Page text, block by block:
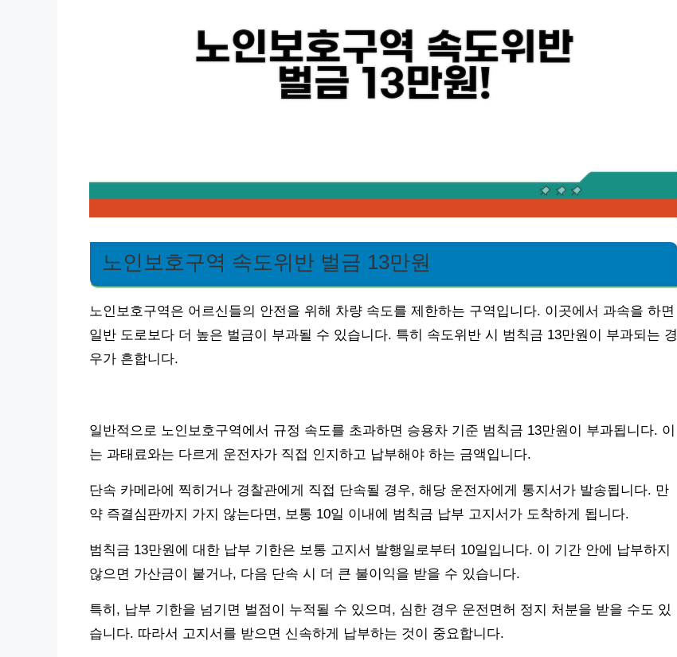
노인보호구역 속도위반 벌금 13만원
노인보호구역은 어르신들의 안전을 위해 차량 속도를 제한하는 구역입니다. 이곳에서 과속을 하면
일반 도로보다 더 높은 벌금이 부과될 수 있습니다. 특히 속도위반 시 범칙금 13만원이 부과되는 경
우가 흔합니다.
일반적으로 노인보호구역에서 규정 속도를 초과하면 승용차 기준 범칙금 13만원이 부과됩니다. 이
는 과태료와는 다르게 운전자가 직접 인지하고 납부해야 하는 금액입니다.
단속 카메라에 찍히거나 경찰관에게 직접 단속될 경우, 해당 운전자에게 통지서가 발송됩니다. 만
약 즉결심판까지 가지 않는다면, 보통 10일 이내에 범칙금 납부 고지서가 도착하게 됩니다.
범칙금 13만원에 대한 납부 기한은 보통 고지서 발행일로부터 10일입니다. 이 기간 안에 납부하지
않으면 가산금이 붙거나, 다음 단속 시 더 큰 불이익을 받을 수 있습니다.
특히, 납부 기한을 넘기면 벌점이 누적될 수 있으며, 심한 경우 운전면허 정지 처분을 받을 수도 있
습니다. 따라서 고지서를 받으면 신속하게 납부하는 것이 중요합니다.